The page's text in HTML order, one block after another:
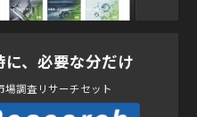
、必要な分だけ
場調査リサーチセット